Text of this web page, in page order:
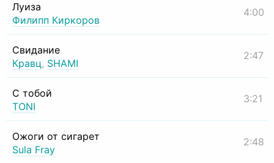
Луиза
Филипп Киркоров
4:00
Свидание
Кравц, SHAMI
2:47
С тобой
TONI
3:21
Ожоги от сигарет
Sula Fray
2:48